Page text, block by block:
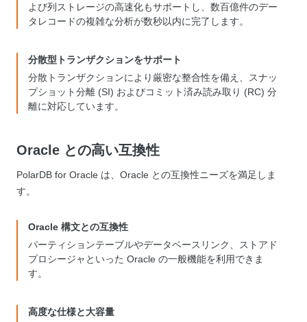
よび列ストレージの高速化もサポートし、数百億件のデー
タレコードの複雑な分析が数秒以内に完了します。
分散型トランザクションをサポート
分散トランザクションにより厳密な整合性を備え、スナッ
プショット分離 (SI) およびコミット済み読み取り (RC) 分
離に対応しています。
Oracle との高い互換性
PolarDB for Oracle は、Oracle との互換性ニーズを満足しま
す。
Oracle 構文との互換性
パーティションテーブルやデータベースリンク、ストアド
プロシージャといった Oracle の一般機能を利用できま
す。
高度な仕様と大容量